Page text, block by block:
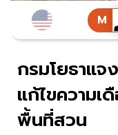
กรมโยธาแ
แก้ไขความเ
พื้นที่สวน